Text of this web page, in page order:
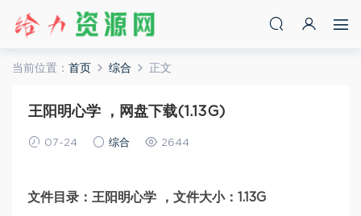
当前位置： 首页 综合 正文
王阳明心学 ，网盘下载(1.13G)
07-24 综合 2644
文件目录：王阳明心学 ，文件大小：1.13G